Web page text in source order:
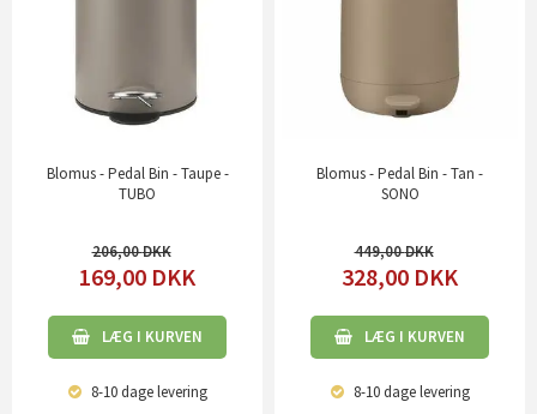
Blomus - Pedal Bin - Taupe -
TUBO
206,00
169,00 DKK
LÆG I KURVEN
8-10 dagelevering
Blomus - Pedal Bin - Tan -
SONO
449,00
328,00 DKK
LÆG I KURVEN
8-10 dagelevering